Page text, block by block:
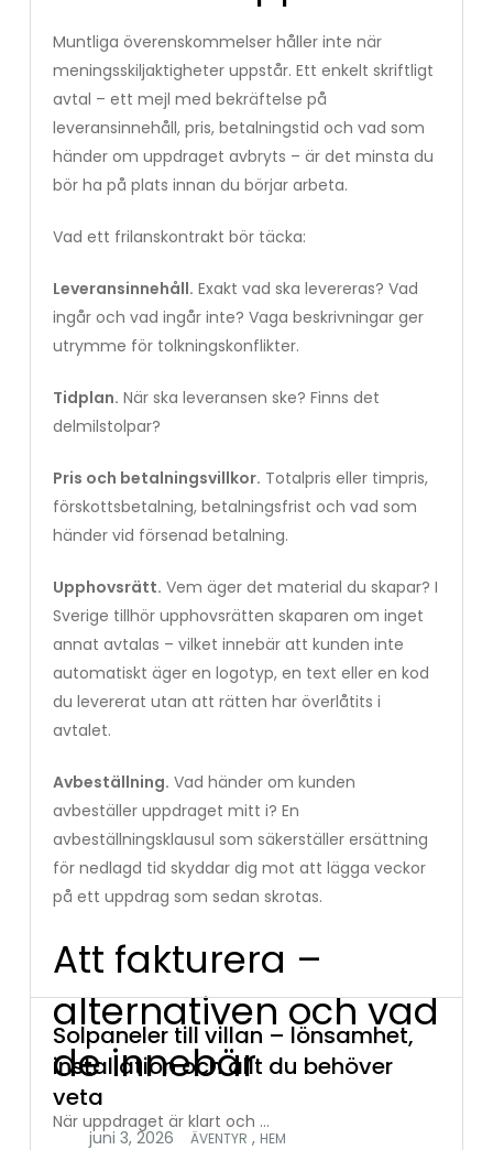
Muntliga överenskommelser håller inte när
meningsskiljaktigheter uppstår. Ett enkelt skriftligt
avtal – ett mejl med bekräftelse på
leveransinnehåll, pris, betalningstid och vad som
händer om uppdraget avbryts – är det minsta du
bör ha på plats innan du börjar arbeta.
Vad ett frilanskontrakt bör täcka:
Leveransinnehåll. Exakt vad ska levereras? Vad
ingår och vad ingår inte? Vaga beskrivningar ger
utrymme för tolkningskonflikter.
Tidplan. När ska leveransen ske? Finns det
delmilstolpar?
Pris och betalningsvillkor. Totalpris eller timpris,
förskottsbetalning, betalningsfrist och vad som
händer vid försenad betalning.
Upphovsrätt. Vem äger det material du skapar? I
Sverige tillhör upphovsrätten skaparen om inget
annat avtalas – vilket innebär att kunden inte
automatiskt äger en logotyp, en text eller en kod
du levererat utan att rätten har överlåtits i
avtalet.
Avbeställning. Vad händer om kunden
avbeställer uppdraget mitt i? En
avbeställningsklausul som säkerställer ersättning
för nedlagd tid skyddar dig mot att lägga veckor
på ett uppdrag som sedan skrotas.
Att fakturera –
alternativen och vad
de innebär
När uppdraget är klart och …
Solpaneler till villan – lönsamhet,
installation och allt du behöver
veta
ÄVENTYR , HEM